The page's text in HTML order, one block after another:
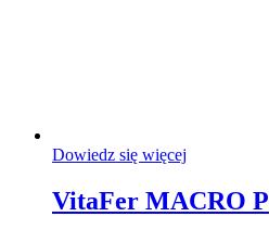
Dowiedz się więcej
VitaFer MACRO P